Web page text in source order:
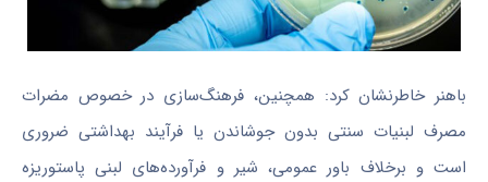
باهنر خاطرنشان کرد: همچنین، فرهنگ‌سازی در خصوص مضرات
مصرف لبنیات سنتی بدون جوشاندن یا فرآیند بهداشتی ضروری
است و برخلاف باور عمومی، شیر و فرآورده‌های لبنی پاستوریزه